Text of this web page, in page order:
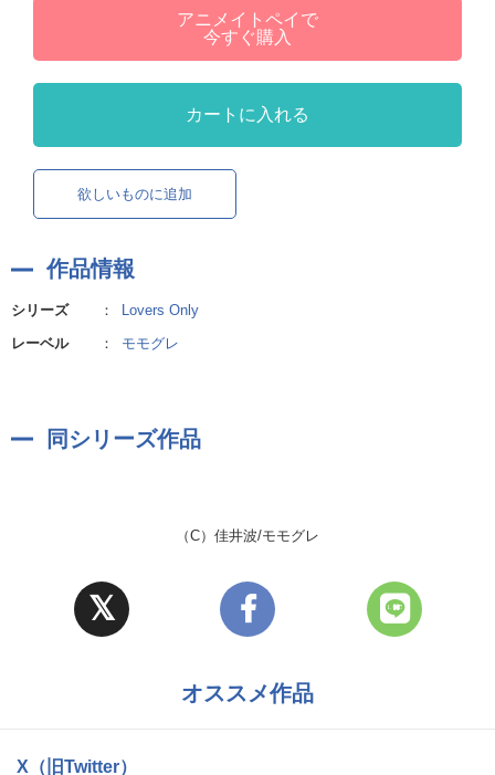
アニメイトペイで
今すぐ購入
カートに入れる
欲しいものに追加
作品情報
シリーズ ：
Lovers Only
レーベル
： モモグレ
同シリーズ作品
（C）佳井波/モモグレ
オススメ作品
X（旧Twitter）